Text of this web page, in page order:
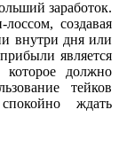
заработок.
создавая
внутри дня или
является
которое должно
тейков
ждать